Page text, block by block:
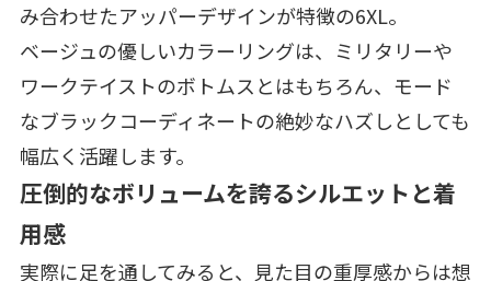
み合わせたアッパーデザインが特徴の6XL。
ベージュの優しいカラーリングは、ミリタリーや
ワークテイストのボトムスとはもちろん、モード
なブラックコーディネートの絶妙なハズしとしても
幅広く活躍します。
圧倒的なボリュームを誇るシルエットと着
用感
実際に足を通してみると、見た目の重厚感からは想